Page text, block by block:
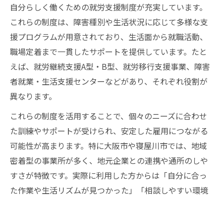
自分らしく働くための就労支援制度が充実しています。
これらの制度は、障害種別や生活状況に応じて多様な支
援プログラムが用意されており、生活面から就職活動、
職場定着まで一貫したサポートを提供しています。たと
えば、就労継続支援A型・B型、就労移行支援事業、障害
者就業・生活支援センターなどがあり、それぞれ役割が
異なります。
これらの制度を活用することで、個々のニーズに合わせ
た訓練やサポートが受けられ、安定した雇用につながる
可能性が高まります。特に大阪市や寝屋川市では、地域
密着型の事業所が多く、地元企業との連携や通所のしや
すさが特徴です。実際に利用した方からは「自分に合っ
た作業や生活リズムが見つかった」「相談しやすい環境